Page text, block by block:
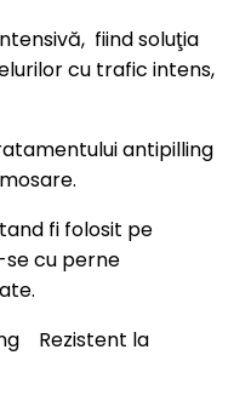
fiind soluţia
cu trafic intens,
antipilling
fi folosit pe
cu perne
Rezistent la